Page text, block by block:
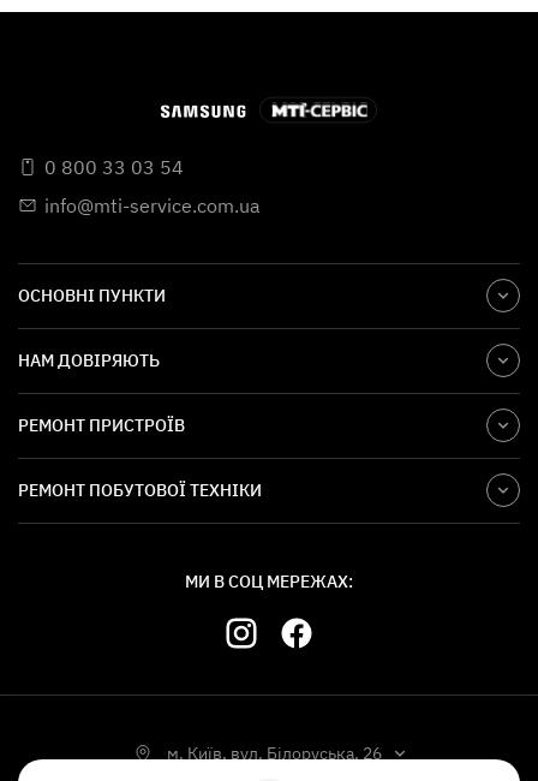
0 800 33 03 54
info@mti-service.com.ua
ОСНОВНІ ПУНКТИ
НАМ ДОВІРЯЮТЬ
РЕМОНТ ПРИСТРОЇВ
РЕМОНТ ПОБУТОВОЇ ТЕХНІКИ
МИ В СОЦ МЕРЕЖАХ:
м. Київ, вул. Білоруська, 26